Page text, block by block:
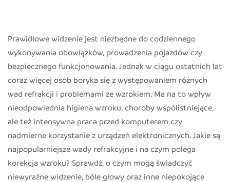
Prawidłowe widzenie jest niezbędne do codziennego
wykonywania obowiązków, prowadzenia pojazdów czy
bezpiecznego funkcjonowania. Jednak w ciągu ostatnich lat
coraz więcej osób boryka się z występowaniem różnych
wad refrakcji i problemami ze wzrokiem. Ma na to wpływ
nieodpowiednia higiena wzroku, choroby współistniejące,
ale też intensywna praca przed komputerem czy
nadmierne korzystanie z urządzeń elektronicznych. Jakie są
najpopularniejsze wady refrakcyjne i na czym polega
korekcja wzroku? Sprawdź, o czym mogą świadczyć
niewyraźne widzenie, bóle głowy oraz inne niepokojące